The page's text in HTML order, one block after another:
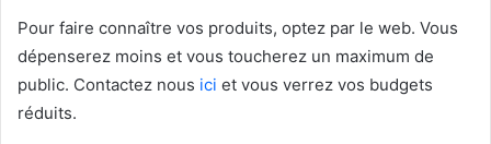
Pour faire connaître vos produits, optez par le web. Vous
dépenserez moins et vous toucherez un maximum de
public. Contactez nous ici et vous verrez vos budgets
réduits.